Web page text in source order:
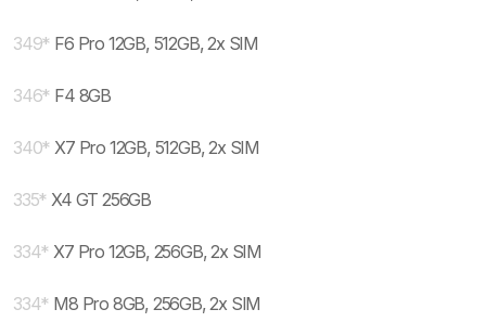
349* F6 Pro 12GB, 512GB, 2x SIM
346* F4 8GB
340* X7 Pro 12GB, 512GB, 2x SIM
335* X4 GT 256GB
334* X7 Pro 12GB, 256GB, 2x SIM
334* M8 Pro 8GB, 256GB, 2x SIM